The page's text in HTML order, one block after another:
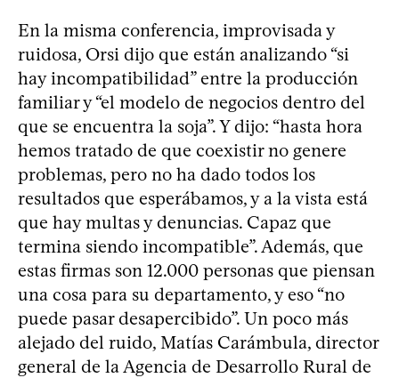
En la misma conferencia, improvisada y
ruidosa, Orsi dijo que están analizando “si
hay incompatibilidad” entre la producción
familiar y “el modelo de negocios dentro del
que se encuentra la soja”. Y dijo: “hasta hora
hemos tratado de que coexistir no genere
problemas, pero no ha dado todos los
resultados que esperábamos, y a la vista está
que hay multas y denuncias. Capaz que
termina siendo incompatible”. Además, que
estas firmas son 12.000 personas que piensan
una cosa para su departamento, y eso “no
puede pasar desapercibido”. Un poco más
alejado del ruido, Matías Carámbula, director
general de la Agencia de Desarrollo Rural de